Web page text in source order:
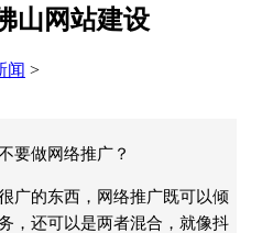
山网站建设
闻 >
要做网络推广？
广的东西，网络推广既可以倾
，还可以是两者混合，就像抖